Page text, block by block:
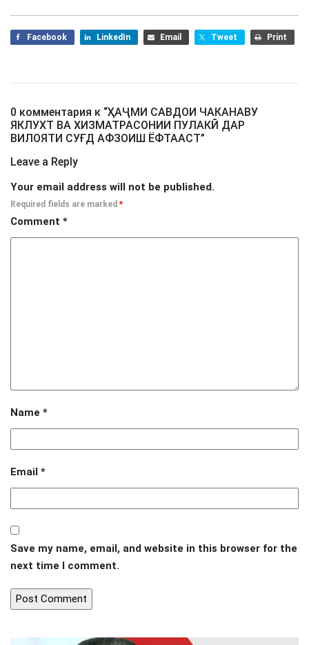
Facebook LinkedIn Email Tweet Print
0 комментария к “ҲАҶМИ САВДОИ ЧАКАНАВУ
ЯКЛУХТ ВА ХИЗМАТРАСОНИИ ПУЛАКӢ ДАР
ВИЛОЯТИ СУҒД АФЗОИШ ЁФТААСТ”
Leave a Reply
Your email address will not be published.
Required fields are marked *
Comment *
Name *
Email *
Save my name, email, and website in this browser for the
next time I comment.